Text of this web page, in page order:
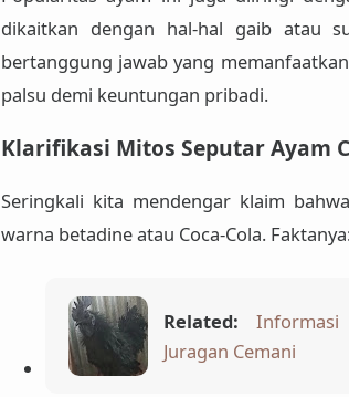
dikaitkan dengan hal-hal gaib atau
bertanggung jawab yang
palsu demi keuntungan pribadi.
Klarifikasi Mitos Seputar Ayam
Seringkali kita mendengar klaim
warna betadine atau Coca-Cola.
Related:
Informasi
Juragan Cemani